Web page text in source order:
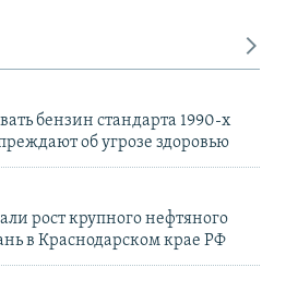
бензин стандарта 1990-х
об угрозе здоровью
рост крупного нефтяного
в Краснодарском крае РФ